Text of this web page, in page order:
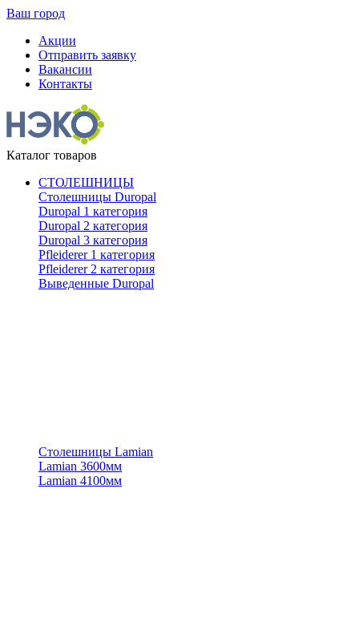
Ваш город
Акции
Отправить заявку
Вакансии
Контакты
Каталог товаров
СТОЛЕШНИЦЫ
Столешницы Duropal
Duropal 1 категория
Duropal 2 категория
Duropal 3 категория
Pfleiderer 1 категория
Pfleiderer 2 категория
Выведенные Duropal
Столешницы Lamian
Lamian 3600мм
Lamian 4100мм